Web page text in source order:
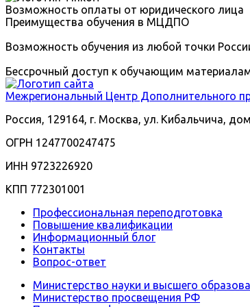
Возможность оплаты от юридического лица
Преимущества обучения в МЦДПО
Возможность обучения из любой точки
Бессрочный доступ к обучающим
Межрегиональный Центр Дополнительного
Россия, 129164, г. Москва, ул. Кибальчича,
ОГРН 1247700247475
ИНН 9723226920
КПП 772301001
Профессиональная переподготовка
Повышение квалификации
Информационный блог
Контакты
Вопрос-ответ
Министерство науки и высшего
Министерство просвещения РФ